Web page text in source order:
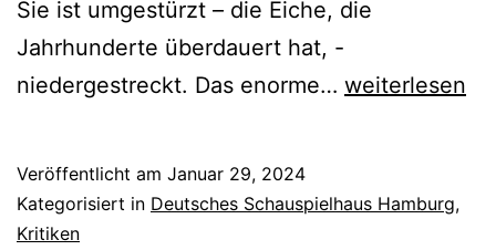
Sie ist umgestürzt – die Eiche, die
Jahrhunderte überdauert hat, -
niedergestreckt. Das enorme… Orlando
weiterlesen
Veröffentlicht am Januar 29, 2024
Kategorisiert in Deutsches Schauspielhaus Hamburg,
Kritiken